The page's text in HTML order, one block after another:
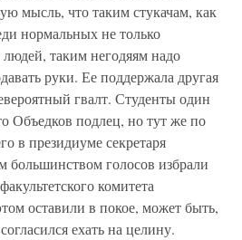
мысль, что таким стукачам, как
нормальных не только
таким негодяям надо
руки. Ее поддержала другая
гвалт. Студенты один
Объедков подлец, но тут же по
в президиуме секретаря
голосов избрали
комитета
оставили в покое, может быть,
ехать на целину.